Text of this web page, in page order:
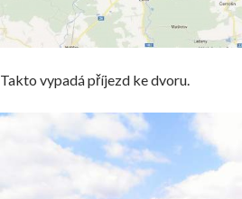
Takto vypadá příjezd ke dvoru.